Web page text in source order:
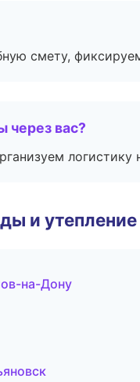
смету,
через вас?
логистику
и утепление
на-Дону